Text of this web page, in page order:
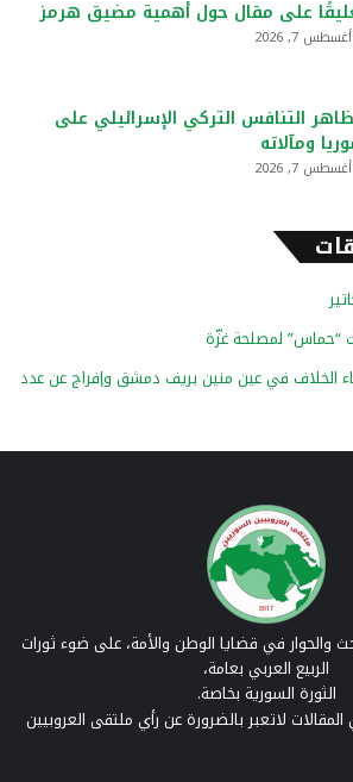
على مقال حول أهمية مضيق هرمز
أغسطس 7, 2026
التنافس التركي الإسرائيلي على
ومآلاته
أغسطس 7, 2026
“حماس” لمصلحة غزّة
الخلاف في عين منين بريف دمشق وإفراج عن عدد
والحوار في قضايا الوطن والأمة، على ضوء ثورات
الربيع العربي بعامة،
الثورة السورية بخاصة.
المقالات لاتعبر بالضرورة عن رأي ملتقى العروبيين